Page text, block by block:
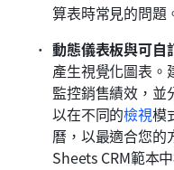
算表時常見的問題
動態儀表板與可自
產生視覺化圖表。
監控銷售績效，並
以在不同的檢視模
曆，以最適合您
Sheets CRM範本